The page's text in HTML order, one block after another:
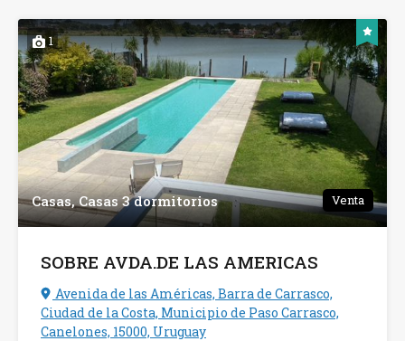
1
Casas, Casas 3 dormitorios Venta
SOBRE AVDA.DE LAS AMERICAS
Avenida de las Américas, Barra de Carrasco,
Ciudad de la Costa, Municipio de Paso Carrasco,
Canelones, 15000, Uruguay